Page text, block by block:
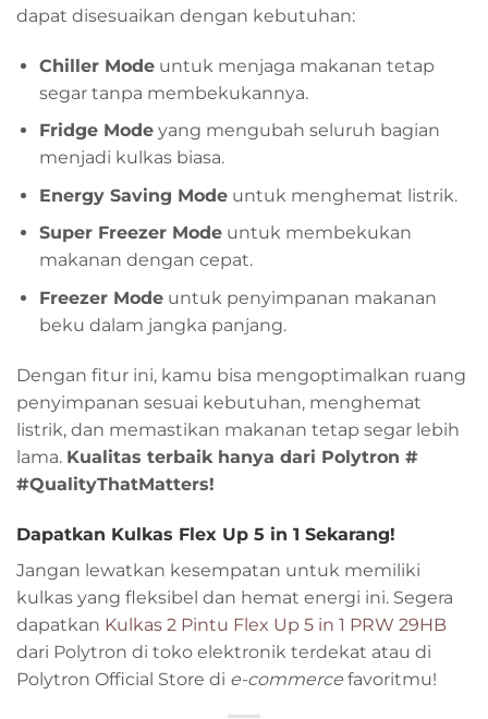
dapat disesuaikan dengan kebutuhan:
Chiller Modeuntuk menjaga makanan tetap
segar tanpa membekukannya.
Fridge Modeyang mengubah seluruh bagian
menjadi kulkas biasa.
Energy Saving Modeuntuk menghemat listrik.
Super Freezer Modeuntuk membekukan
makanan dengan cepat.
Freezer Modeuntuk penyimpanan makanan
beku dalam jangka panjang.
Dengan fitur ini, kamu bisa mengoptimalkan ruang
penyimpanan sesuai kebutuhan, menghemat
listrik, dan memastikan makanan tetap segar lebih
lama. Kualitas terbaik hanya dari Polytron #
#QualityThatMatters!
Dapatkan Kulkas Flex Up 5 in 1 Sekarang!
Jangan lewatkan kesempatan untuk memiliki
kulkas yang fleksibel dan hemat energi ini. Segera
dapatkan Kulkas 2 Pintu Flex Up 5 in 1 PRW 29HB
dari Polytron di toko elektronik terdekat atau di
Polytron Official Store di e-commerce favoritmu!